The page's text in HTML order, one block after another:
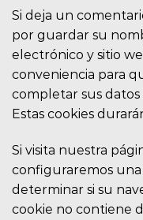
Si deja un
por guardar su
electrónico y sitio
conveniencia para
completar sus
Estas cookies
Si visita nuestra
configuraremos
determinar si su
cookie no contiene